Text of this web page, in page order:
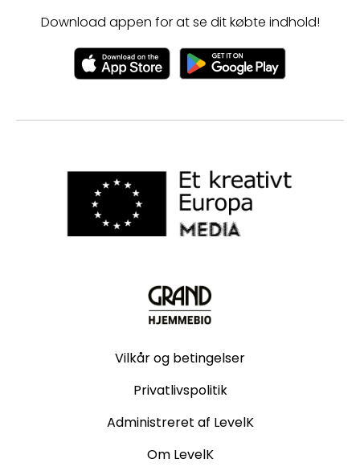
Download appen for at se dit købte indhold!
Vilkår og betingelser
Privatlivspolitik
Administreret af LevelK
Om LevelK